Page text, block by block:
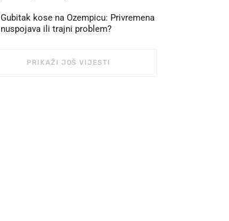
Gubitak kose na Ozempicu: Privremena
nuspojava ili trajni problem?
PRIKAŽI JOŠ VIJESTI